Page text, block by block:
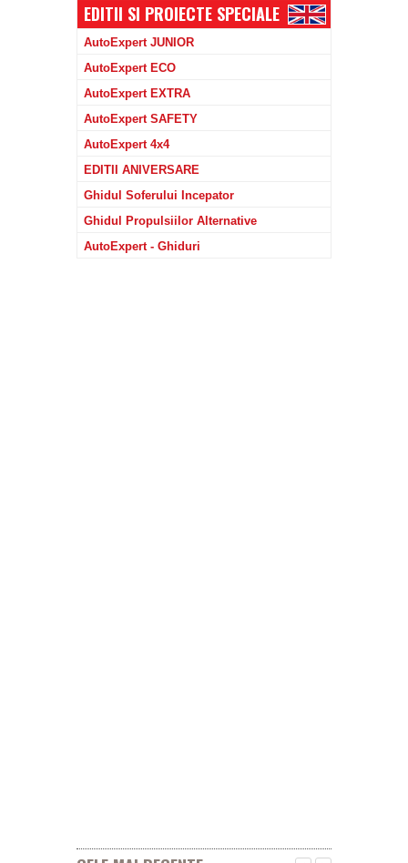
EDITII SI PROIECTE SPECIALE
AutoExpert JUNIOR
AutoExpert ECO
AutoExpert EXTRA
AutoExpert SAFETY
AutoExpert 4x4
EDITII ANIVERSARE
Ghidul Soferului Incepator
Ghidul Propulsiilor Alternative
AutoExpert - Ghiduri